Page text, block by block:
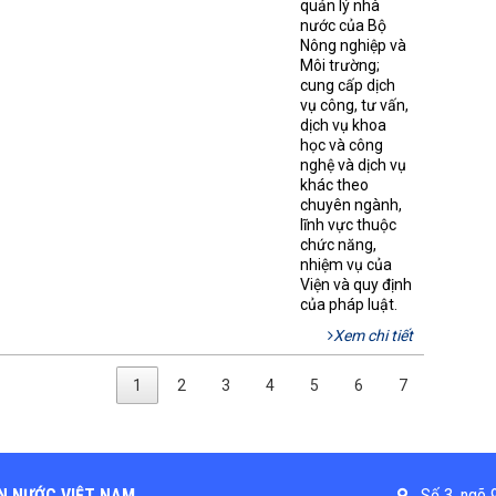
quản lý nhà
nước của Bộ
Nông nghiệp và
Môi trường;
cung cấp dịch
vụ công, tư vấn,
dịch vụ khoa
học và công
nghệ và dịch vụ
khác theo
chuyên ngành,
lĩnh vực thuộc
chức năng,
nhiệm vụ của
Viện và quy định
của pháp luật.
Xem chi tiết
1 2 3 4 5 6 7